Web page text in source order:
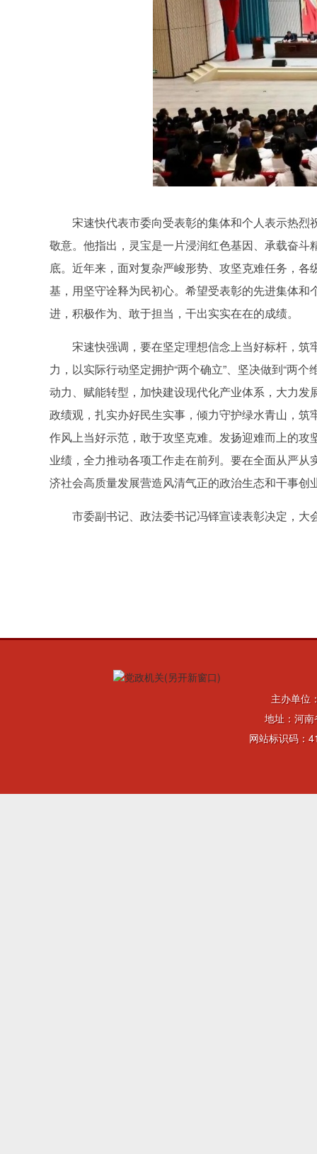
宋速快代表市委向受表彰的集体和个人表示热
敬意。他指出，灵宝是一片浸润红色基因、承载奋
底。近年来，面对复杂严峻形势、攻坚克难任务，
基，用坚守诠释为民初心。希望受表彰的先进集体
进，积极作为、敢于担当，干出实实在在的成绩。
宋速快强调，要在坚定理想信念上当好标杆，
力，以实际行动坚定拥护“两个确立”、坚决做到“两
动力、赋能转型，加快建设现代化产业体系，大力
政绩观，扎实办好民生实事，倾力守护绿水青山，筑
作风上当好示范，敢于攻坚克难。发扬迎难而上的
业绩，全力推动各项工作走在前列。要在全面从严
济社会高质量发展营造风清气正的政治生态和干事创
市委副书记、政法委书记冯铎宣读表彰决定，
主办单位
地址：河
网站标识码